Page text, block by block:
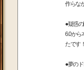
作らな
●疑惑
6.0から
たです
●夢の